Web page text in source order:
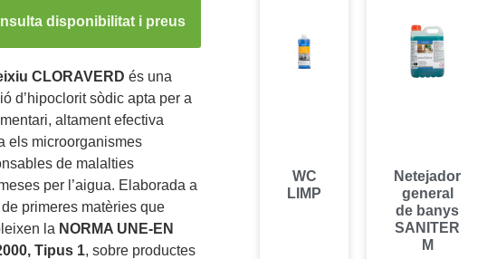
disponibilitat i preus
CLORAVERD és una
d’hipoclorit sòdic apta per a
altament efectiva
els microorganismes
de malalties
per l’aigua. Elaborada a
primeres matèries que
la NORMA UNE-EN
Tipus 1, sobre productes
WC
LIMP
Netejador
general
de banys
SANITER
M